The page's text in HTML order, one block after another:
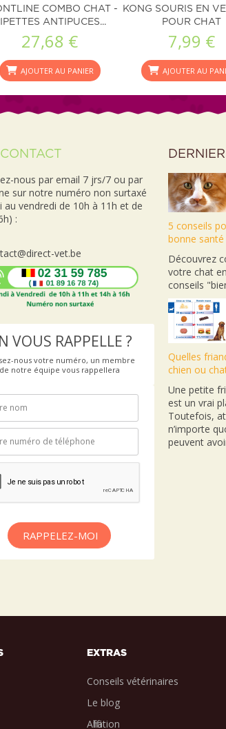
COMBO CHAT -
ANTIPUCES...
27,68 €
AJOUTER AU PANIER
KONG SOURIS EN
POUR CHAT
7,99 €
AJOUTER AU
CONTACT
nous par email 7 jrs/7 ou par
sur notre numéro non surtaxé
au vendredi de 10h à 11h et de
:
vet.be
VOUS RAPPELLE ?
nous votre numéro, un membre
de notre équipe vous rappellera
RAPPELEZ-MOI
5 conseils
bonne santé
Découvrez
votre chat
conseils
Quelles
chien ou
Une petite
est un vrai
Toutefois,
n’importe
peuvent
EXTRAS
Conseils vétérinaires
Le blog
Affiliation